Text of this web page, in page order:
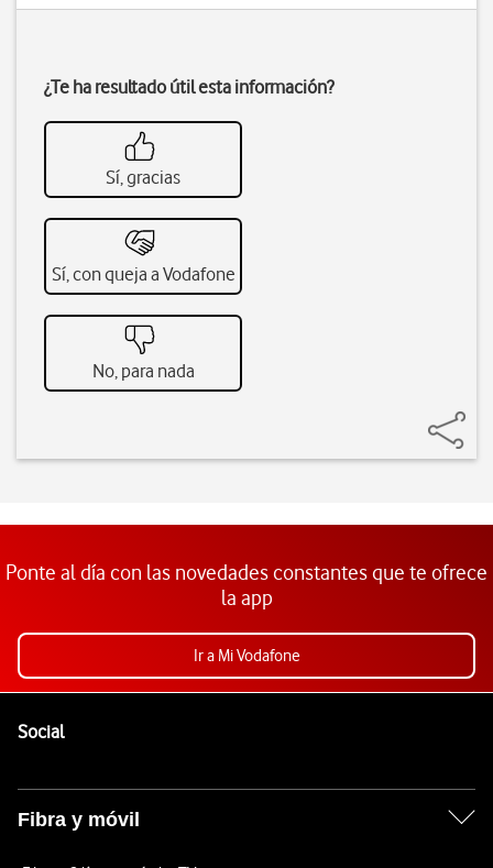
¿Te ha resultado útil esta información?
Sí, gracias
Sí, con queja a Vodafone
No, para nada
Ponte al día con las novedades constantes que te ofrece
la app
Ir a Mi Vodafone
SocialEnlaces a las redes sociales de Vodafone
Fibra y móvil